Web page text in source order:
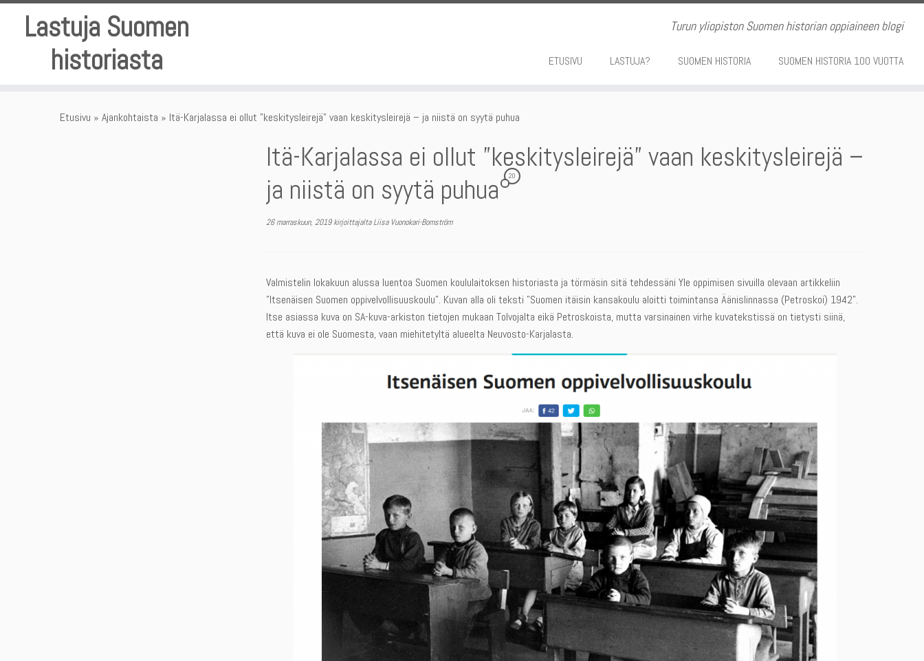
Skip
Lastuja Suomen
historiasta
Turun yliopiston Suomen historian oppiaineen blogi
ETUSIVU LASTUJA? SUOMEN HISTORIA SUOMEN HISTORIA 100 VUOTTA
Etusivu » Ajankohtaista » Itä-Karjalassa ei ollut ”keskitysleirejä” vaan keskitysleirejä – ja niistä on syytä puhua
Itä-Karjalassa ei ollut ”keskitysleirejä” vaan keskitysleirejä –
ja niistä on syytä puhua 20
26 marraskuun, 2019 kirjoittajaltaLiisa Vuonokari-Bomström
Valmistelin lokakuun alussa luentoa Suomen koululaitoksen historiasta ja törmäsin sitä tehdessäni Yle oppimisen sivuilla olevaan artikkeliin
”Itsenäisen Suomen oppivelvollisuuskoulu”. Kuvan alla oli teksti ”Suomen itäisin kansakoulu aloitti toimintansa Äänislinnassa (Petroskoi) 1942”.
Itse asiassa kuva on SA-kuva-arkiston tietojen mukaan Tolvojalta eikä Petroskoista, mutta varsinainen virhe kuvatekstissä on tietysti siinä,
että kuva ei ole Suomesta, vaan miehitetyltä alueelta Neuvosto-Karjalasta.